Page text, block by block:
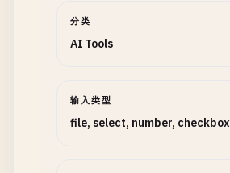
分类
AI Tools
输入类型
file, select, number, checkbox